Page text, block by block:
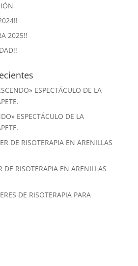
2025!!
ESPECTÁCULO DE LA
ESPECTÁCULO DE LA
DE RISOTERAPIA EN ARENILLAS
DE RISOTERAPIA EN ARENILLAS
DE RISOTERAPIA PARA